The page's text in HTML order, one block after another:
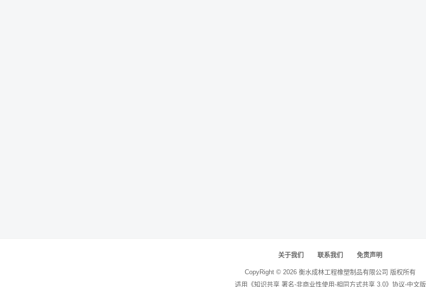
关于我们 联系我们 免责声明
CopyRight © 2026 衡水成林工程橡塑制品有限公司 版权所有
适用《知识共享 署名-非商业性使用-相同方式共享 3.0》协议-中文版